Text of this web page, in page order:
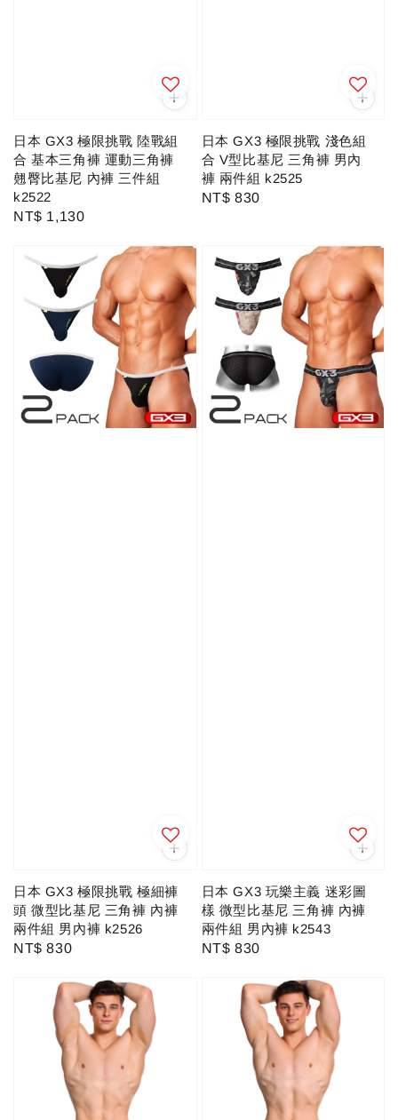
日本 GX3 極限挑戰 陸戰組
合 基本三角褲 運動三角褲
翹臀比基尼 內褲 三件組
k2522
Regular
NT$ 1,130
日本 GX3 極限挑戰 淺色組
合 V型比基尼 三角褲 男內
褲 兩件組 k2525
Regular
NT$ 830
日本 GX3 極限挑戰 極細褲
頭 微型比基尼 三角褲 內褲
兩件組 男內褲 k2526
Regular
NT$ 830
日本 GX3 玩樂主義 迷彩圖
樣 微型比基尼 三角褲 內褲
兩件組 男內褲 k2543
Regular
NT$ 830